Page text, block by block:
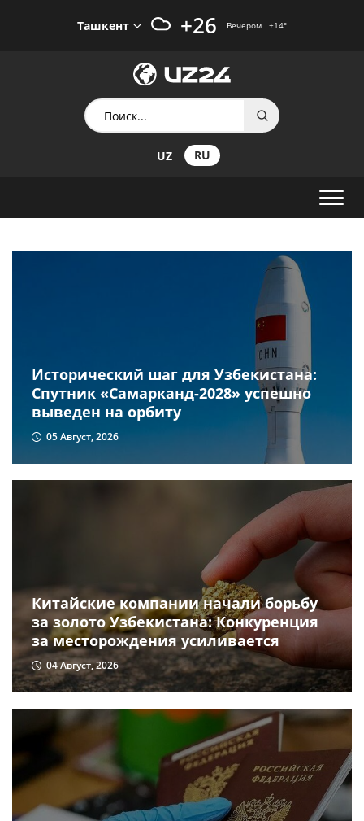
Ташкент +26 Вечером +14°
UZ RU
Исторический шаг для Узбекистана:
Спутник «Самарканд-2028» успешно
выведен на орбиту
05 Август, 2026
Китайские компании начали борьбу
за золото Узбекистана: Конкуренция
за месторождения усиливается
04 Август, 2026